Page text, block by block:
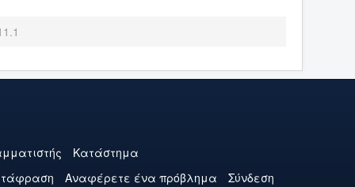
Κατάστημα
Αναφέρετε ένα πρόβλημα Σύνδεση